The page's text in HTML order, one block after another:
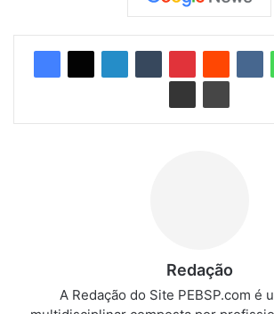
Redação
A Redação do Site PEBSP.com é